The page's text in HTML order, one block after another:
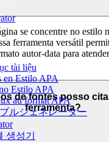
tài liệu
en Estilo APA
Estilo APA
au format APA
ルジェネレーター
생성기
se concentre no estilo
ferramenta versátil
autor-data para
de fontes posso
ferramenta?